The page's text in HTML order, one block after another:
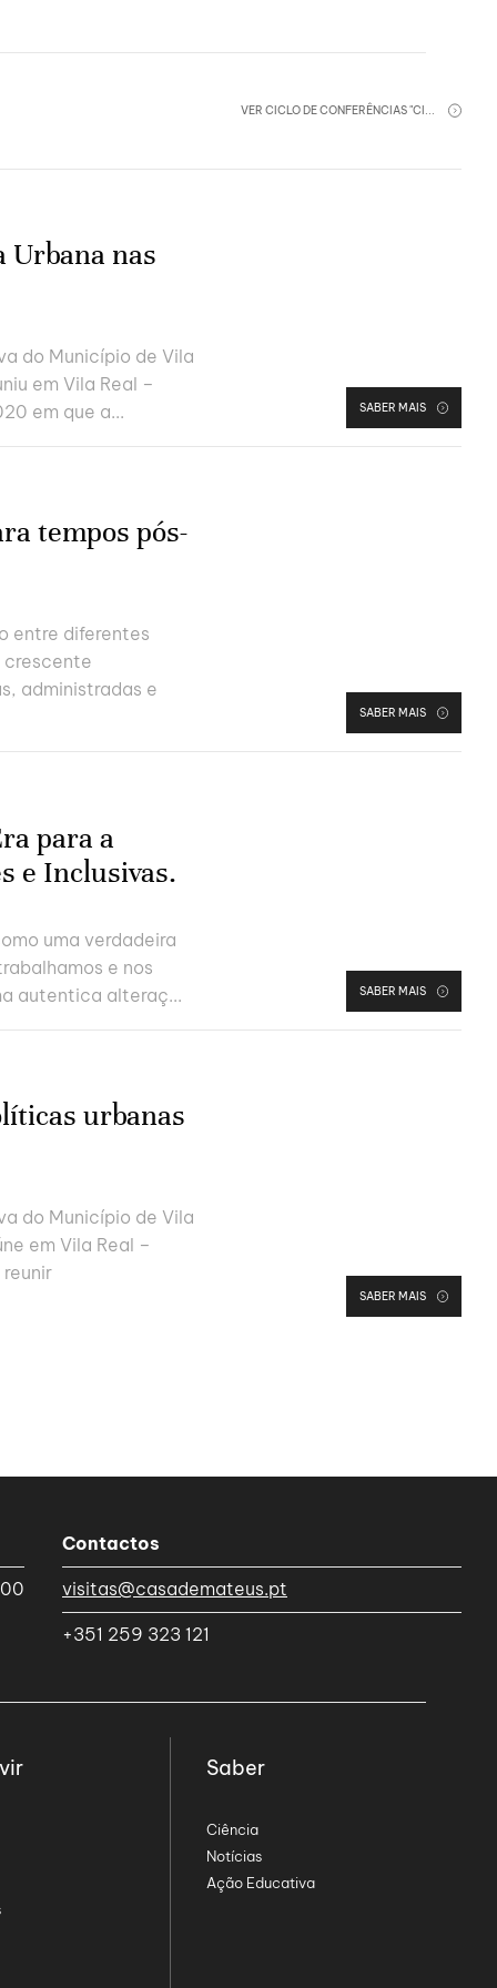
CICLO DE CONFERÊNCIAS "CI...
Urbana nas
do Município de Vila
em Vila Real –
em que a...
SABER MAIS
tempos pós-
entre diferentes
crescente
administradas e
SABER MAIS
para a
e Inclusivas.
uma verdadeira
e nos
autentica alteraç...
SABER MAIS
urbanas
do Município de Vila
em Vila Real –
SABER MAIS
Contactos
visitas@casademateus.pt
+351 259 323 121
Saber
Ciência
Notícias
Ação Educativa